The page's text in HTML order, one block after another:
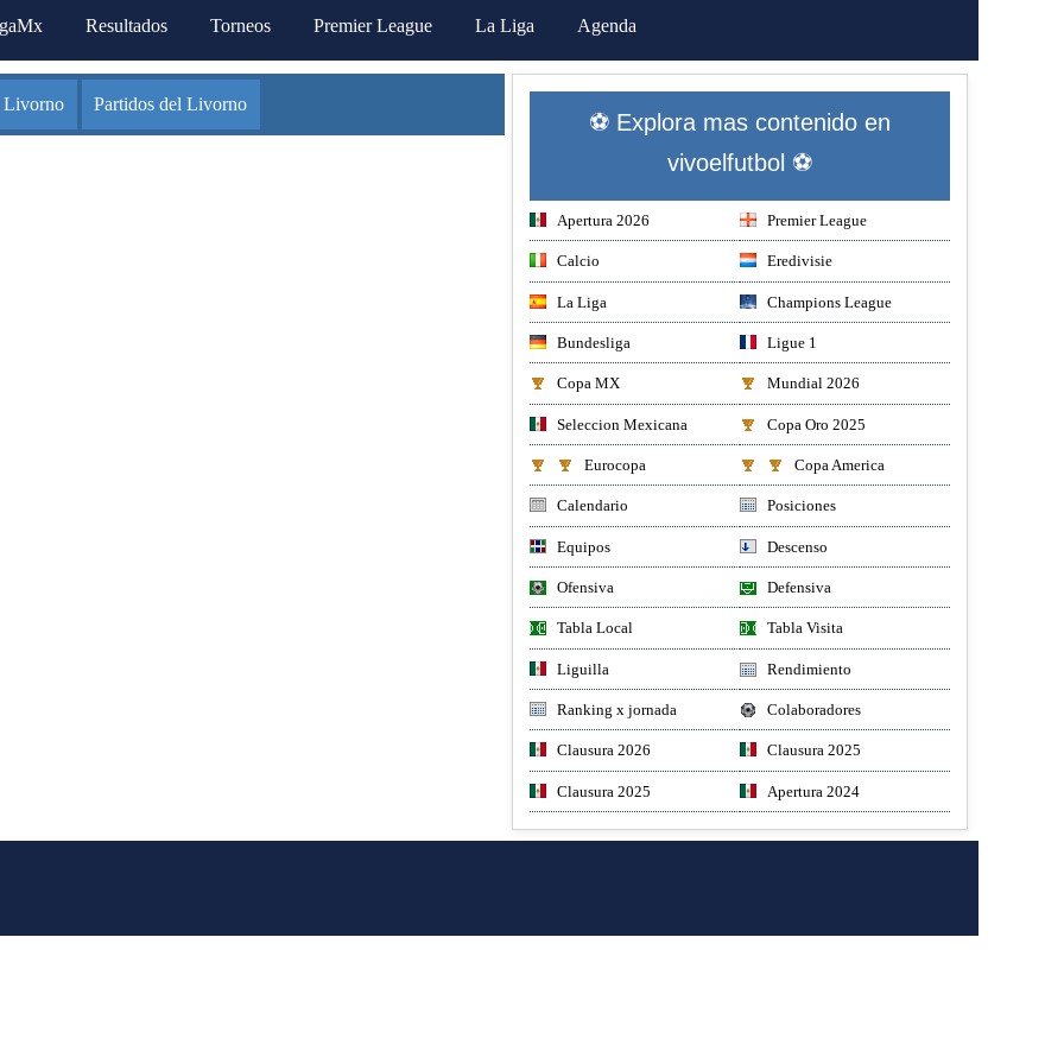
Resultados Torneos Premier League La Liga Agenda
Livorno Partidos del Livorno
⚽ Explora mas contenido en
vivoelfutbol ⚽
Apertura 2026 Premier League
Calcio Eredivisie
La Liga Champions League
Bundesliga Ligue 1
Copa MX Mundial 2026
Seleccion Mexicana Copa Oro 2025
Eurocopa Copa America
Calendario Posiciones
Equipos Descenso
Ofensiva Defensiva
Tabla Local Tabla Visita
Liguilla Rendimiento
Ranking x jornada Colaboradores
Clausura 2026 Clausura 2025
Clausura 2025 Apertura 2024